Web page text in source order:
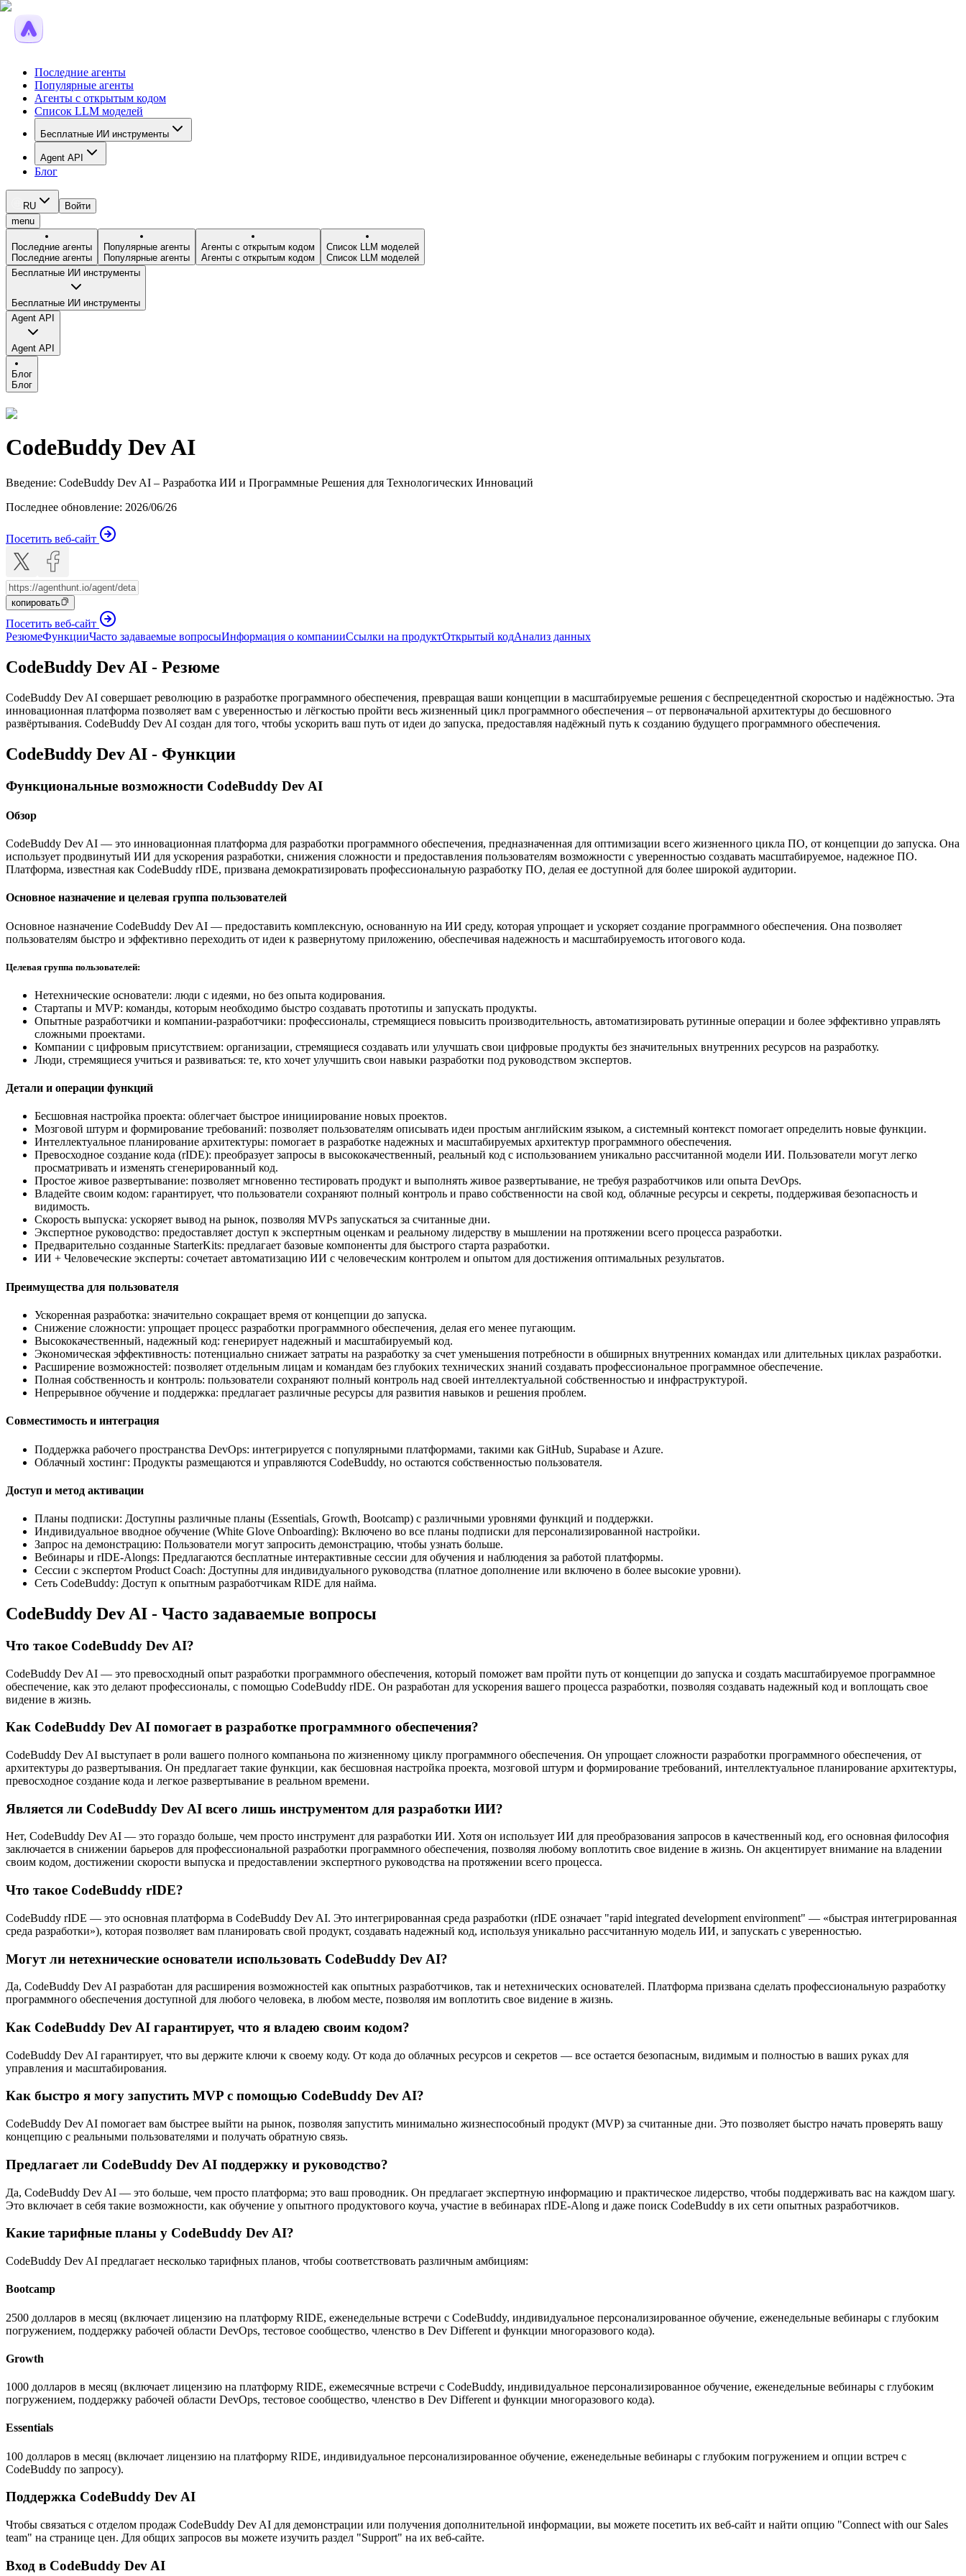
Последние агенты
Популярные агенты
Агенты с открытым кодом
Список LLM моделей
Бесплатные ИИ инструменты
Agent API
Блог
RU
Войти
menu
Последние агенты
Последние агенты
Популярные агенты
Популярные агенты
Агенты с открытым кодом
Агенты с открытым кодом
Список LLM моделей
Список LLM моделей
Бесплатные ИИ инструменты
Бесплатные ИИ инструменты
Agent API
Agent API
Блог
Блог
CodeBuddy Dev AI
Введение: CodeBuddy Dev AI – Разработка ИИ и Программные Решения для Технологических Инноваций
Последнее обновление: 2026/06/26
Посетить веб-сайт
копировать
Посетить веб-сайт
РезюмеФункцииЧасто задаваемые вопросыИнформация о компанииСсылки на продуктОткрытый кодАнализ данных
CodeBuddy Dev AI - Резюме
CodeBuddy Dev AI совершает революцию в разработке программного обеспечения, превращая ваши концепции в масштабируемые решения с беспрецедентной скоростью и надёжностью. Эта
инновационная платформа позволяет вам с уверенностью и лёгкостью пройти весь жизненный цикл программного обеспечения – от первоначальной архитектуры до бесшовного
развёртывания. CodeBuddy Dev AI создан для того, чтобы ускорить ваш путь от идеи до запуска, предоставляя надёжный путь к созданию будущего программного обеспечения.
CodeBuddy Dev AI - Функции
Функциональные возможности CodeBuddy Dev AI
Обзор
CodeBuddy Dev AI — это инновационная платформа для разработки программного обеспечения, предназначенная для оптимизации всего жизненного цикла ПО, от концепции до запуска. Она
использует продвинутый ИИ для ускорения разработки, снижения сложности и предоставления пользователям возможности с уверенностью создавать масштабируемое, надежное ПО.
Платформа, известная как CodeBuddy rIDE, призвана демократизировать профессиональную разработку ПО, делая ее доступной для более широкой аудитории.
Основное назначение и целевая группа пользователей
Основное назначение CodeBuddy Dev AI — предоставить комплексную, основанную на ИИ среду, которая упрощает и ускоряет создание программного обеспечения. Она позволяет
пользователям быстро и эффективно переходить от идеи к развернутому приложению, обеспечивая надежность и масштабируемость итогового кода.
Целевая группа пользователей:
Нетехнические основатели: люди с идеями, но без опыта кодирования.
Стартапы и MVP: команды, которым необходимо быстро создавать прототипы и запускать продукты.
Опытные разработчики и компании-разработчики: профессионалы, стремящиеся повысить производительность, автоматизировать рутинные операции и более эффективно управлять
сложными проектами.
Компании с цифровым присутствием: организации, стремящиеся создавать или улучшать свои цифровые продукты без значительных внутренних ресурсов на разработку.
Люди, стремящиеся учиться и развиваться: те, кто хочет улучшить свои навыки разработки под руководством экспертов.
Детали и операции функций
Бесшовная настройка проекта: облегчает быстрое инициирование новых проектов.
Мозговой штурм и формирование требований: позволяет пользователям описывать идеи простым английским языком, а системный контекст помогает определить новые функции.
Интеллектуальное планирование архитектуры: помогает в разработке надежных и масштабируемых архитектур программного обеспечения.
Превосходное создание кода (rIDE): преобразует запросы в высококачественный, реальный код с использованием уникально рассчитанной модели ИИ. Пользователи могут легко
просматривать и изменять сгенерированный код.
Простое живое развертывание: позволяет мгновенно тестировать продукт и выполнять живое развертывание, не требуя разработчиков или опыта DevOps.
Владейте своим кодом: гарантирует, что пользователи сохраняют полный контроль и право собственности на свой код, облачные ресурсы и секреты, поддерживая безопасность и
видимость.
Скорость выпуска: ускоряет вывод на рынок, позволяя MVPs запускаться за считанные дни.
Экспертное руководство: предоставляет доступ к экспертным оценкам и реальному лидерству в мышлении на протяжении всего процесса разработки.
Предварительно созданные StarterKits: предлагает базовые компоненты для быстрого старта разработки.
ИИ + Человеческие эксперты: сочетает автоматизацию ИИ с человеческим контролем и опытом для достижения оптимальных результатов.
Преимущества для пользователя
Ускоренная разработка: значительно сокращает время от концепции до запуска.
Снижение сложности: упрощает процесс разработки программного обеспечения, делая его менее пугающим.
Высококачественный, надежный код: генерирует надежный и масштабируемый код.
Экономическая эффективность: потенциально снижает затраты на разработку за счет уменьшения потребности в обширных внутренних командах или длительных циклах разработки.
Расширение возможностей: позволяет отдельным лицам и командам без глубоких технических знаний создавать профессиональное программное обеспечение.
Полная собственность и контроль: пользователи сохраняют полный контроль над своей интеллектуальной собственностью и инфраструктурой.
Непрерывное обучение и поддержка: предлагает различные ресурсы для развития навыков и решения проблем.
Совместимость и интеграция
Поддержка рабочего пространства DevOps: интегрируется с популярными платформами, такими как GitHub, Supabase и Azure.
Облачный хостинг: Продукты размещаются и управляются CodeBuddy, но остаются собственностью пользователя.
Доступ и метод активации
Планы подписки: Доступны различные планы (Essentials, Growth, Bootcamp) с различными уровнями функций и поддержки.
Индивидуальное вводное обучение (White Glove Onboarding): Включено во все планы подписки для персонализированной настройки.
Запрос на демонстрацию: Пользователи могут запросить демонстрацию, чтобы узнать больше.
Вебинары и rIDE-Alongs: Предлагаются бесплатные интерактивные сессии для обучения и наблюдения за работой платформы.
Сессии с экспертом Product Coach: Доступны для индивидуального руководства (платное дополнение или включено в более высокие уровни).
Сеть CodeBuddy: Доступ к опытным разработчикам RIDE для найма.
CodeBuddy Dev AI - Часто задаваемые вопросы
Что такое CodeBuddy Dev AI?
CodeBuddy Dev AI — это превосходный опыт разработки программного обеспечения, который поможет вам пройти путь от концепции до запуска и создать масштабируемое программное
обеспечение, как это делают профессионалы, с помощью CodeBuddy rIDE. Он разработан для ускорения вашего процесса разработки, позволяя создавать надежный код и воплощать свое
видение в жизнь.
Как CodeBuddy Dev AI помогает в разработке программного обеспечения?
CodeBuddy Dev AI выступает в роли вашего полного компаньона по жизненному циклу программного обеспечения. Он упрощает сложности разработки программного обеспечения, от
архитектуры до развертывания. Он предлагает такие функции, как бесшовная настройка проекта, мозговой штурм и формирование требований, интеллектуальное планирование архитектуры,
превосходное создание кода и легкое развертывание в реальном времени.
Является ли CodeBuddy Dev AI всего лишь инструментом для разработки ИИ?
Нет, CodeBuddy Dev AI — это гораздо больше, чем просто инструмент для разработки ИИ. Хотя он использует ИИ для преобразования запросов в качественный код, его основная философия
заключается в снижении барьеров для профессиональной разработки программного обеспечения, позволяя любому воплотить свое видение в жизнь. Он акцентирует внимание на владении
своим кодом, достижении скорости выпуска и предоставлении экспертного руководства на протяжении всего процесса.
Что такое CodeBuddy rIDE?
CodeBuddy rIDE — это основная платформа в CodeBuddy Dev AI. Это интегрированная среда разработки (rIDE означает "rapid integrated development environment" — «быстрая интегрированная
среда разработки»), которая позволяет вам планировать свой продукт, создавать надежный код, используя уникально рассчитанную модель ИИ, и запускать с уверенностью.
Могут ли нетехнические основатели использовать CodeBuddy Dev AI?
Да, CodeBuddy Dev AI разработан для расширения возможностей как опытных разработчиков, так и нетехнических основателей. Платформа призвана сделать профессиональную разработку
программного обеспечения доступной для любого человека, в любом месте, позволяя им воплотить свое видение в жизнь.
Как CodeBuddy Dev AI гарантирует, что я владею своим кодом?
CodeBuddy Dev AI гарантирует, что вы держите ключи к своему коду. От кода до облачных ресурсов и секретов — все остается безопасным, видимым и полностью в ваших руках для
управления и масштабирования.
Как быстро я могу запустить MVP с помощью CodeBuddy Dev AI?
CodeBuddy Dev AI помогает вам быстрее выйти на рынок, позволяя запустить минимально жизнеспособный продукт (MVP) за считанные дни. Это позволяет быстро начать проверять вашу
концепцию с реальными пользователями и получать обратную связь.
Предлагает ли CodeBuddy Dev AI поддержку и руководство?
Да, CodeBuddy Dev AI — это больше, чем просто платформа; это ваш проводник. Он предлагает экспертную информацию и практическое лидерство, чтобы поддерживать вас на каждом шагу.
Это включает в себя такие возможности, как обучение у опытного продуктового коуча, участие в вебинарах rIDE-Along и даже поиск CodeBuddy в их сети опытных разработчиков.
Какие тарифные планы у CodeBuddy Dev AI?
CodeBuddy Dev AI предлагает несколько тарифных планов, чтобы соответствовать различным амбициям:
Bootcamp
2500 долларов в месяц (включает лицензию на платформу RIDE, еженедельные встречи с CodeBuddy, индивидуальное персонализированное обучение, еженедельные вебинары с глубоким
погружением, поддержку рабочей области DevOps, тестовое сообщество, членство в Dev Different и функции многоразового кода).
Growth
1000 долларов в месяц (включает лицензию на платформу RIDE, ежемесячные встречи с CodeBuddy, индивидуальное персонализированное обучение, еженедельные вебинары с глубоким
погружением, поддержку рабочей области DevOps, тестовое сообщество, членство в Dev Different и функции многоразового кода).
Essentials
100 долларов в месяц (включает лицензию на платформу RIDE, индивидуальное персонализированное обучение, еженедельные вебинары с глубоким погружением и опции встреч с
CodeBuddy по запросу).
Поддержка CodeBuddy Dev AI
Чтобы связаться с отделом продаж CodeBuddy Dev AI для демонстрации или получения дополнительной информации, вы можете посетить их веб-сайт и найти опцию "Connect with our Sales
team" на странице цен. Для общих запросов вы можете изучить раздел "Support" на их веб-сайте.
Вход в CodeBuddy Dev AI